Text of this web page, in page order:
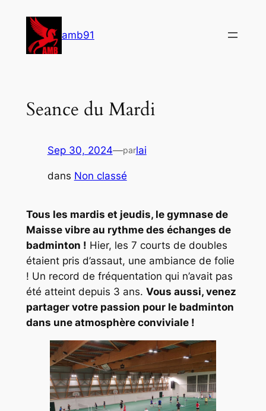
contenu
amb91
Seance du Mardi
Sep 30, 2024—parlai
dans Non classé
Tous les mardis et jeudis, le gymnase de
Maisse vibre au rythme des échanges de
badminton ! Hier, les 7 courts de doubles
étaient pris d’assaut, une ambiance de folie
! Un record de fréquentation qui n’avait pas
été atteint depuis 3 ans. Vous aussi, venez
partager votre passion pour le badminton
dans une atmosphère conviviale !